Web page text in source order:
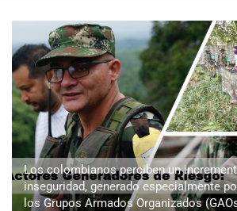
Los colombianos perciben un
inseguridad, generado especialmente
los Grupos Armados Organizados